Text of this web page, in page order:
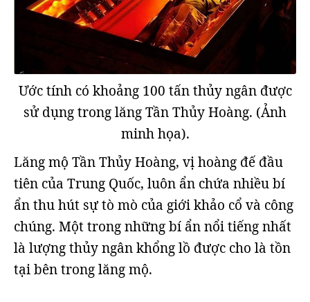
Ước tính có khoảng 100 tấn thủy ngân được
sử dụng trong lăng Tần Thủy Hoàng. (Ảnh
minh họa).
Lăng mộ Tần Thủy Hoàng, vị hoàng đế đầu
tiên của Trung Quốc, luôn ẩn chứa nhiều bí
ẩn thu hút sự tò mò của giới khảo cổ và công
chúng. Một trong những bí ẩn nổi tiếng nhất
là lượng thủy ngân khổng lồ được cho là tồn
tại bên trong lăng mộ.